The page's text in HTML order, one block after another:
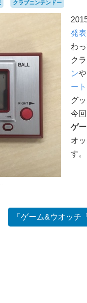
クラブニンテンドー
発
わ
ク
ンや
ート
グ
今
ゲ
オ
す。
「ゲーム&ウオッチ